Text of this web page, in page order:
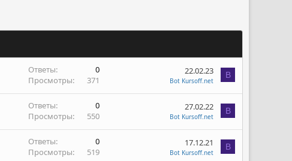
Ответы
0
Просмотры
371
22.02.23
Bot Kursoff.net
B
Ответы
0
Просмотры
550
27.02.22
Bot Kursoff.net
B
Ответы
0
Просмотры
519
17.12.21
Bot Kursoff.net
B